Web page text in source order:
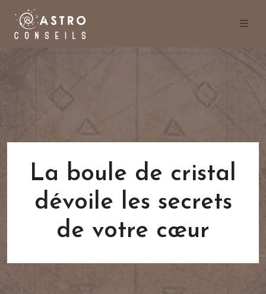
La boule de cristal
dévoile les secrets
de votre cœur